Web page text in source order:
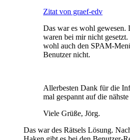
Zitat von graef-edv
Das war es wohl gewesen.
waren bei mir nicht
wohl auch den SPAM-
Benutzer nicht.
Allerbesten Dank für die
mal gespannt auf die
Viele Grüße, Jörg.
Das war des Rätsels Lösung.